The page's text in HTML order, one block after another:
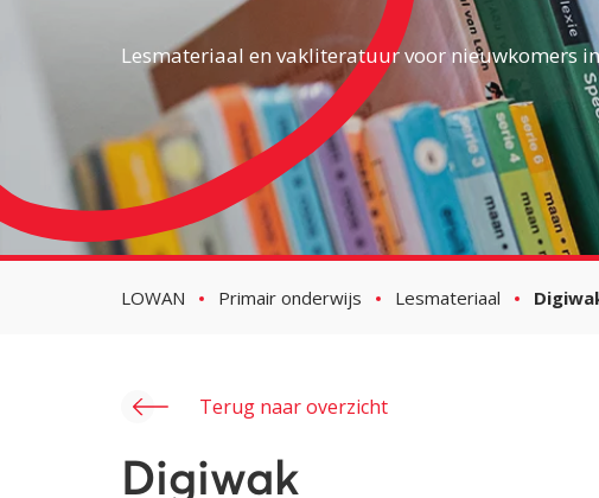
Lesmateriaal en vakliteratuur voor nieuwkomers
LOWAN Primair onderwijs Lesmateriaal
Terug naar overzicht
Digiwak